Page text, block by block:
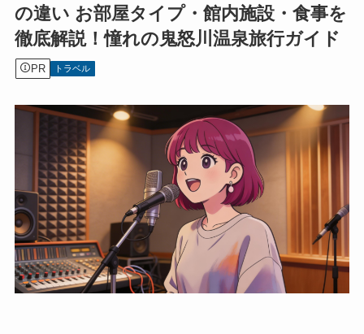
の違い お部屋タイプ・館内施設・食事を
徹底解説！憧れの鬼怒川温泉旅行ガイド
PR トラベル